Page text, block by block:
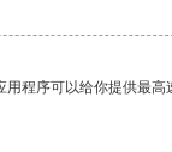
用程序可以给你提供最高